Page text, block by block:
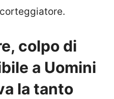
colpo di
a Uomini
la tanto